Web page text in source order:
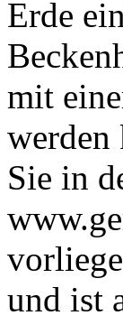
Erde
mit
werden
Sie in
und ist